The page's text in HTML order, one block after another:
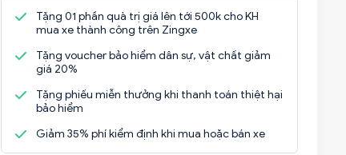
Tặng 01 phần quà trị giá lên tới 500k cho KH
mua xe thành công trên Zingxe
Tặng voucher bảo hiểm dân sự, vật chất giảm
giá 20%
Tặng phiếu miễn thưởng khi thanh toán thiệt hại
bảo hiểm
Giảm 35% phí kiểm định khi mua hoặc bán xe